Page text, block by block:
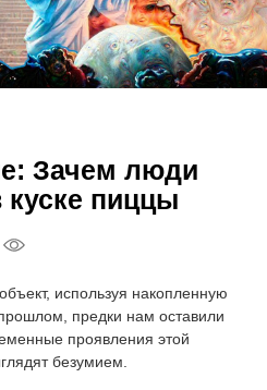
Зачем люди
куске пиццы
используя накопленную
предки нам оставили
проявления этой
безумием.